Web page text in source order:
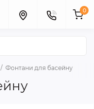
0
Фонтани для басейну